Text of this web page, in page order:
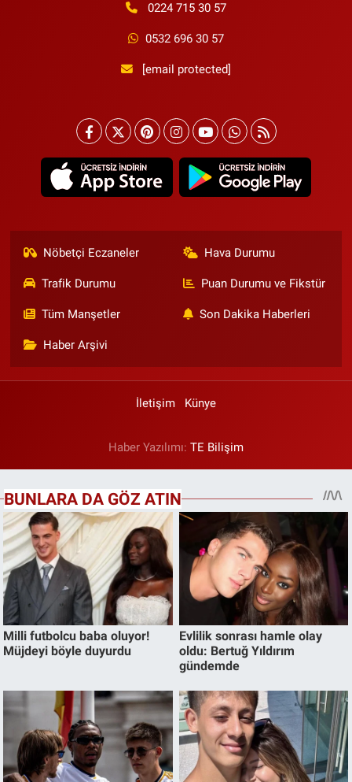
0224 715 30 57
0532 696 30 57
[email protected]
Nöbetçi Eczaneler Hava Durumu
Trafik Durumu Puan Durumu ve Fikstür
Tüm Manşetler Son Dakika Haberleri
Haber Arşivi
İletişim Künye
Haber Yazılımı: TE Bilişim